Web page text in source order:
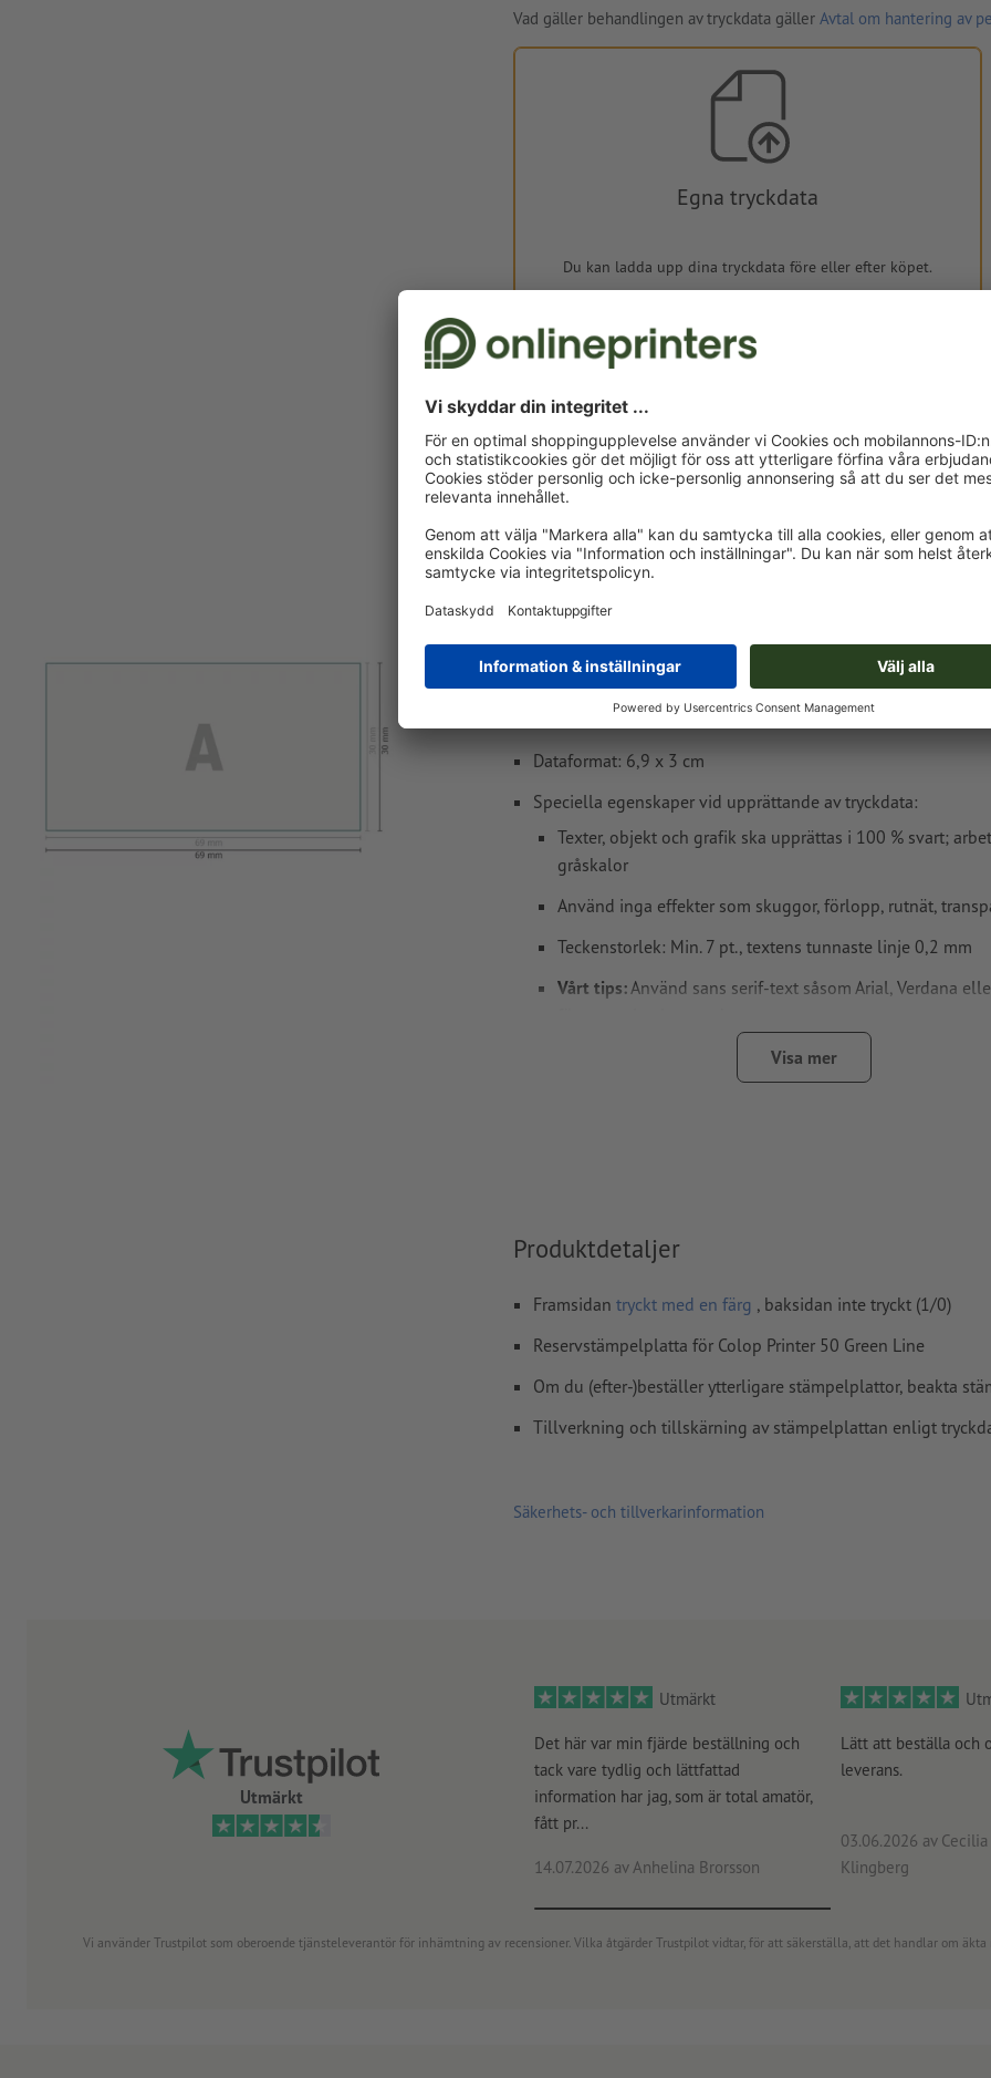
Vad gäller behandlingen av tryckdata gäller Avtal om hantering av
Egna tryckdata
Du kan ladda upp dina tryckdata före eller efter köpet.
Ladda upp nu
exkl. moms
kr 423,63
Levereras cirka:
Vikt: ca. 60 g
Tryckdataanvisningar Stämpelplattta för
50 Green Line
Dataformat: 6,9 x 3 cm
Speciella egenskaper vid upprättande av tryckdata:
Texter, objekt och grafik ska upprättas i 100 % svart;
gråskalor
Använd inga effekter som skuggor, förlopp, rutnät,
Teckenstorlek: Min. 7 pt., textens tunnaste linje 0,2 mm
Vårt tips: Använd sans serif-text såsom Arial, Verdana
Avstånd motiv till slutformat: Min. 1 mm
Visa mer
Produktdetaljer
Framsidan tryckt med en färg , baksidan inte tryckt (1/0)
Reservstämpelplatta för Colop Printer 50 Green Line
Om du (efter-)beställer ytterligare stämpelplattor, beakta
Tillverkning och tillskärning av stämpelplattan enligt
Säkerhets- och tillverkarinformation
Utmärkt
Utmärkt
Det här var min fjärde beställning och
tack vare tydlig och lättfattad
information har jag, som är total amatör,
fått pr...
14.07.2026 av Anhelina Brorsson
Lätt att beställa och
leverans.
03.06.2026 av
Klingberg
Vi använder Trustpilot som oberoende tjänsteleverantör för inhämtning av recensioner. Vilka åtgärder Trustpilot vidtar, för att säkerställa, att det handlar om äkta